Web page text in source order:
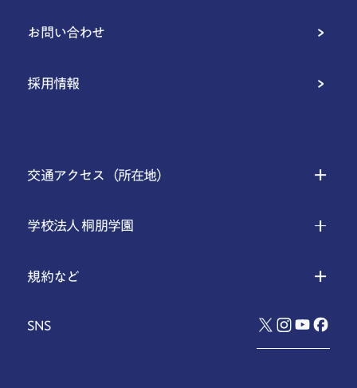
お問い合わせ
採用情報
交通アクセス（所在地）
学校法人 桐朋学園
規約など
SNS